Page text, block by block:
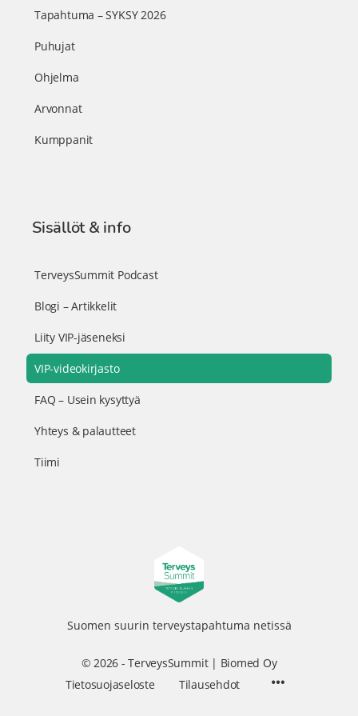
Tapahtuma – SYKSY 2026
Puhujat
Ohjelma
Arvonnat
Kumppanit
Sisällöt & info
TerveysSummit Podcast
Blogi – Artikkelit
Liity VIP-jäseneksi
VIP-videokirjasto
FAQ – Usein kysyttyä
Yhteys & palautteet
Tiimi
Suomen suurin terveystapahtuma netissä
© 2026 - TerveysSummit | Biomed Oy
Tietosuojaseloste
Tilausehdot